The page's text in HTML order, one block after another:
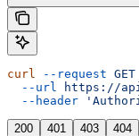
curl --request GET
  --url
https://
  --header
200 401 403 404